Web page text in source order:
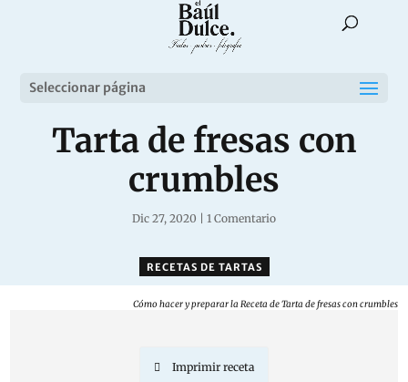
Seleccionar página
Tarta de fresas con
crumbles
Dic 27, 2020 1 Comentario
RECETAS DE TARTAS
Cómo hacer y preparar la Receta de Tarta de fresas con crumbles
Imprimir receta